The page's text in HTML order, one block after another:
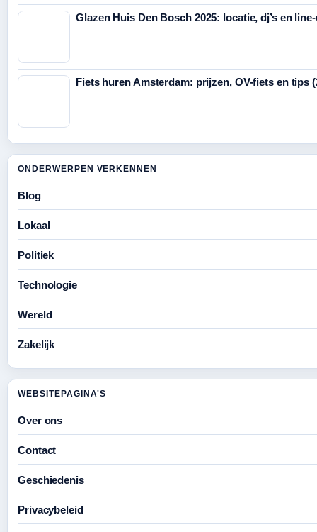
Glazen Huis Den Bosch 2025: locatie, dj’s en
Fiets huren Amsterdam: prijzen, OV-fiets en tips
ONDERWERPEN VERKENNEN
Blog
Lokaal
Politiek
Technologie
Wereld
Zakelijk
WEBSITEPAGINA'S
Over ons
Contact
Geschiedenis
Privacybeleid